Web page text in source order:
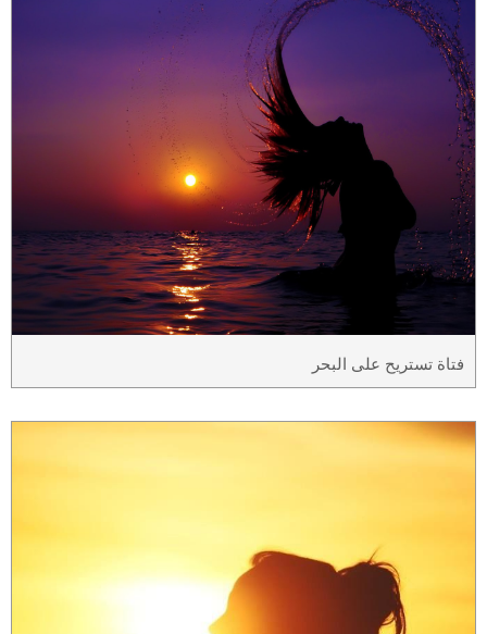
فتاة تستريح على البحر